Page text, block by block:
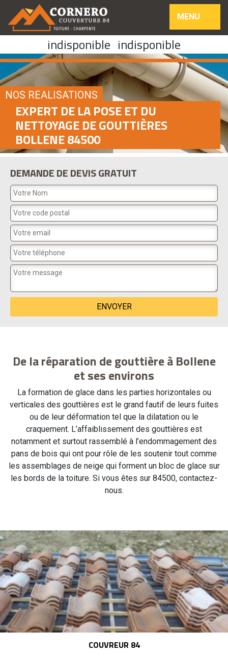
MENU
indisponible indisponible
NOS REALISATIONS
EXPERT DE LA POSE ET DU
NETTOYAGE DE GOUTTIÈRES
BOLLENE 84500
DEMANDE DE DEVIS GRATUIT
De la réparation de gouttière à Bollene
et ses environs
La formation de glace dans les parties horizontales ou
verticales des gouttières est le grand fautif de leurs fuites
ou de leur déformation tel que la dilatation ou le
craquement. L’affaiblissement des gouttières est
notamment et surtout rassemblé à l’endommagement des
pans de bois qui ont pour rôle de les soutenir tout comme
les assemblages de neige qui forment un bloc de glace sur
les bords de la toiture. Si vous êtes sur 84500, contactez-
nous.
COUVREUR 84